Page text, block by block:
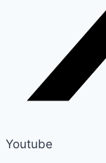
Youtube